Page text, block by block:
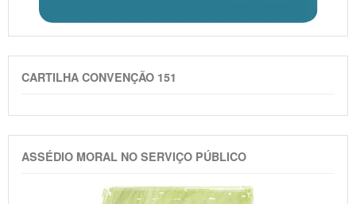
CARTILHA CONVENÇÃO 151
ASSÉDIO MORAL NO SERVIÇO PÚBLICO